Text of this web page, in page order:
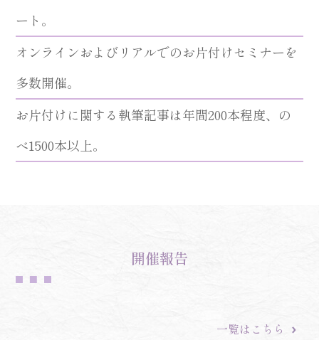
ート。
オンラインおよびリアルでのお片付けセミナーを
多数開催。
お片付けに関する執筆記事は年間200本程度、の
べ1500本以上。
開催報告
一覧はこちら